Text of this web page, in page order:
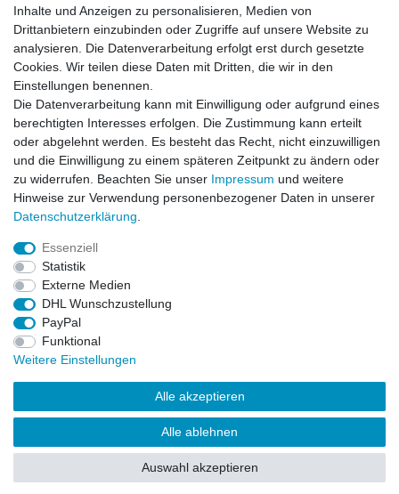
News-Letter abonieren
VORNAME NACHNAME
E-MAIL **
Newsletter
Honig
Hiermit bestätige ich, dass ich dieDaten­schutz­erklärunggelesen habe. Meine
Einwilligung kann ich jederzeit widerrufen.**
Abonnieren
Impressum
Widerrufs­recht
Inhalte und Anzeigen zu personalisieren, Medien von
Drittanbietern einzubinden oder Zugriffe auf unsere Website zu
analysieren. Die Datenverarbeitung erfolgt erst durch gesetzte
Cookies. Wir teilen diese Daten mit Dritten, die wir in den
Einstellungen benennen.
Die Datenverarbeitung kann mit Einwilligung oder aufgrund eines
berechtigten Interesses erfolgen. Die Zustimmung kann erteilt
oder abgelehnt werden. Es besteht das Recht, nicht einzuwilligen
und die Einwilligung zu einem späteren Zeitpunkt zu ändern oder
zu widerrufen. Beachten Sie unser Impressum und weitere
Hinweise zur Verwendung personenbezogener Daten in unserer
Daten­schutz­erklärung
Essenziell
Statistik
Externe Medien
DHL Wunschzustellung
PayPal
Funktional
Weitere Einstellungen
Alle akzeptieren
Alle ablehnen
Auswahl akzeptieren
LissyInterMo Modellautos Modellbausätze Vitrinen Modellautos
bekannter Hersteller Autoart Minichamps 1:43 1:18 1:12
Sonderangebote Top-Angebote Neu OVP Modelcars